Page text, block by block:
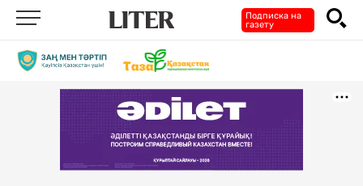
Подписка на
газету